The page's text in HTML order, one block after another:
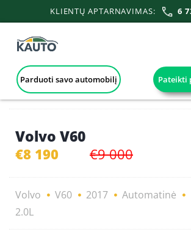
KLIENTŲ APTARNAVIMAS: 6
Parduoti savo automobilį Pateikti
Volvo V60
€8 190 €9 000
Volvo V60 2017 Automatinė
2.0L